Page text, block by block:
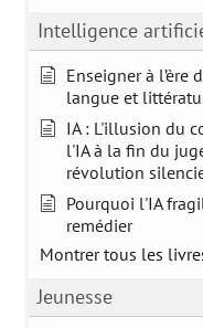
Intelligence
Enseigner à l’ère
langue et
IA : L'illusion du
l'IA à la fin du
révolution
Pourquoi l'IA
remédier
Montrer tous les
Jeunesse